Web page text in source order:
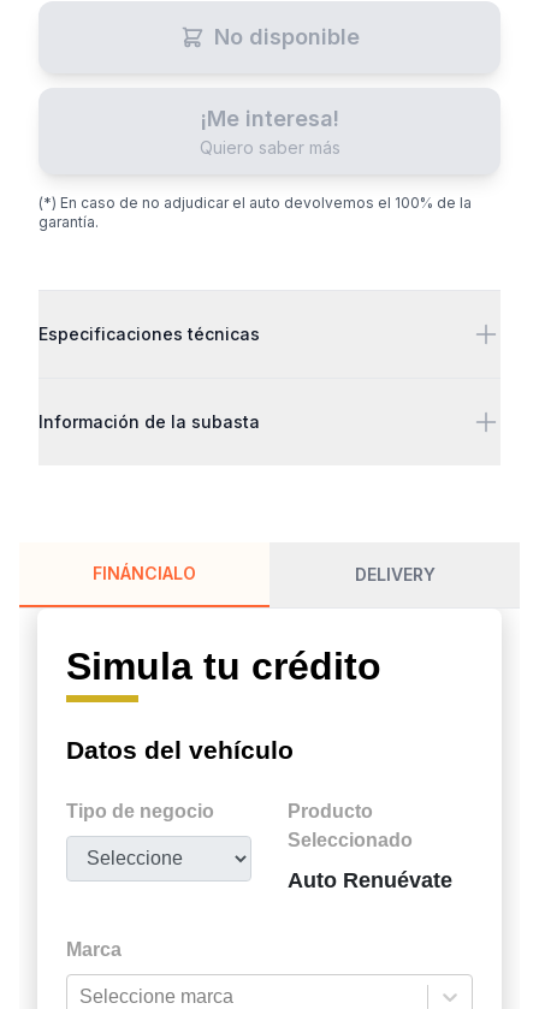
No disponible
¡Me interesa!
Quiero saber más
(*) En caso de no adjudicar el auto devolvemos el 100% de la
garantía.
Especificaciones técnicas
Información de la subasta
FINÁNCIALO DELIVERY